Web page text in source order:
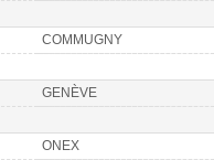
COMMUGNY
GENÈVE
ONEX